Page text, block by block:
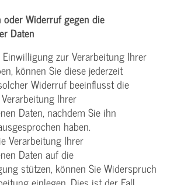
Widerruf gegen die
Daten
Einwilligung zur Verarbeitung Ihrer
können Sie diese jederzeit
Widerruf beeinflusst die
Ihrer
Daten, nachdem Sie ihn
haben.
Verarbeitung Ihrer
Daten auf die
stützen, können Sie Widerspruch